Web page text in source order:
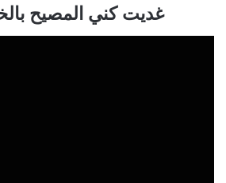
غديت كني المصيح